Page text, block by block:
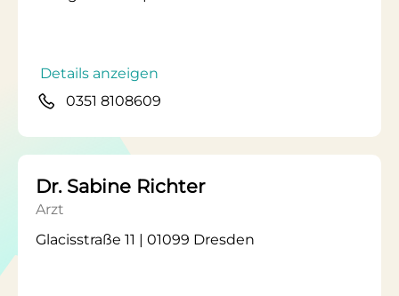
Details anzeigen
0351 8108609
Dr. Sabine Richter
Arzt
Glacisstraße 11 | 01099 Dresden